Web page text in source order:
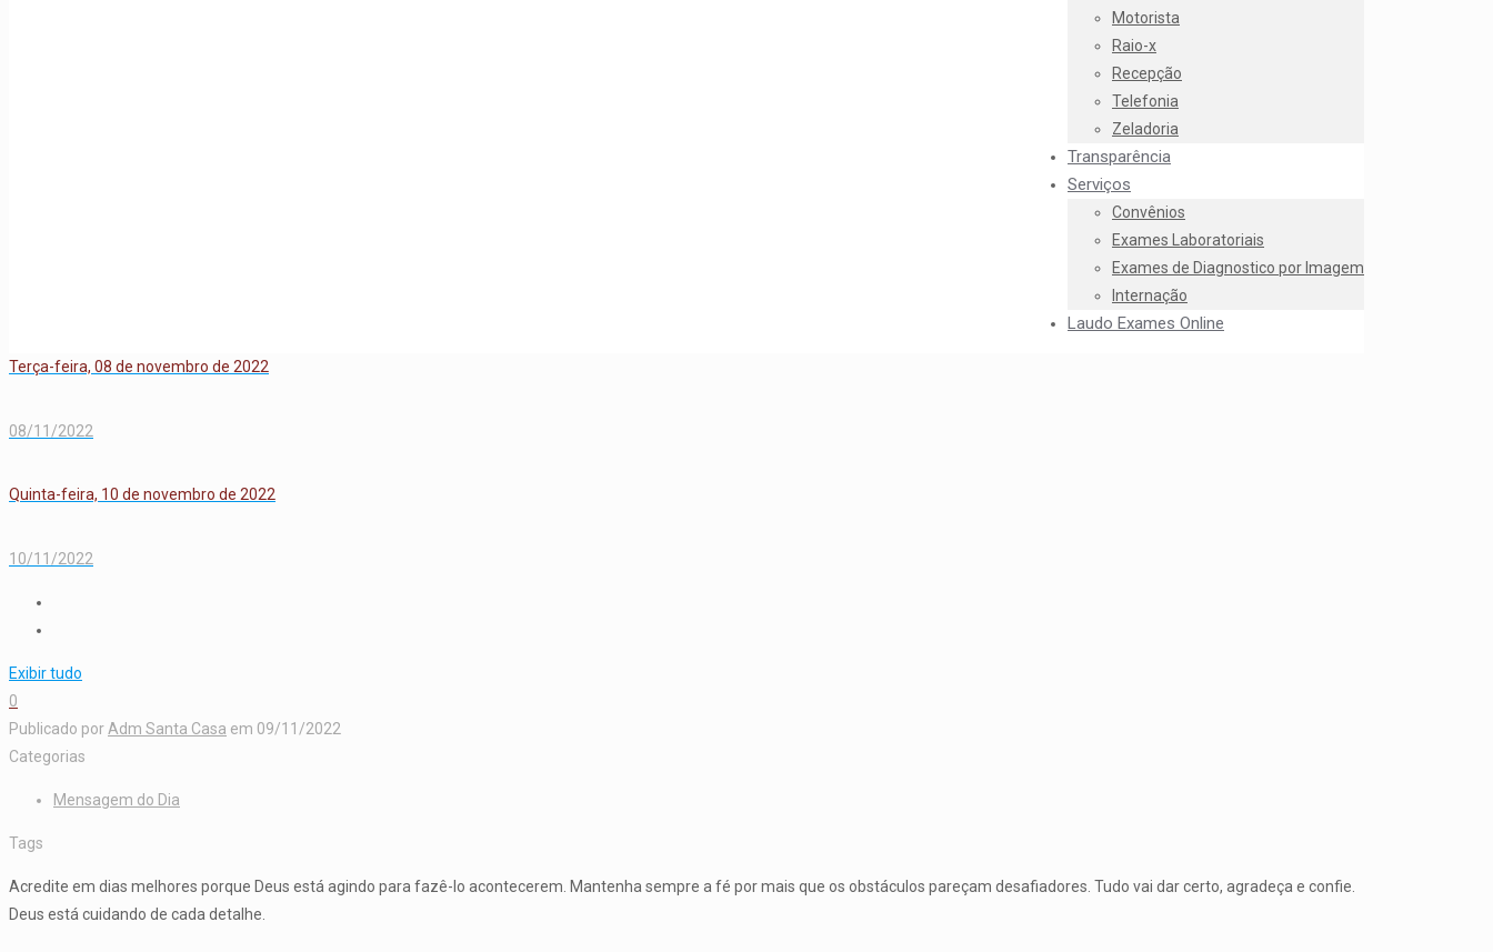
Motorista
Raio-x
Recepção
Telefonia
Zeladoria
Transparência
Serviços
Convênios
Exames Laboratoriais
Exames de Diagnostico por Imagem
Internação
Laudo Exames Online
Terça-feira, 08 de novembro de 2022
08/11/2022
Quinta-feira, 10 de novembro de 2022
10/11/2022
Exibir tudo
0
Publicado por Adm Santa Casa em 09/11/2022
Categorias
Mensagem do Dia
Tags
Acredite em dias melhores porque Deus está agindo para fazê-lo acontecerem. Mantenha sempre a fé por mais que os obstáculos pareçam desafiadores. Tudo vai dar certo, agradeça e confie.
Deus está cuidando de cada detalhe.